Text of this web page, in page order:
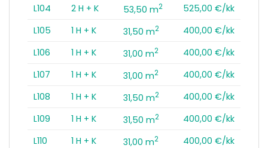
L104
2 H + K 53,50 m2
525,00 €/kk
L105
1 H + K 31,50 m2
400,00 €/kk
L106
1 H + K 31,00 m2
400,00 €/kk
L107
1 H + K 31,00 m2
400,00 €/kk
L108
1 H + K 31,50 m2
400,00 €/kk
L109
1 H + K 31,50 m2
400,00 €/kk
L110
1 H + K 31,00 m2
400,00 €/kk